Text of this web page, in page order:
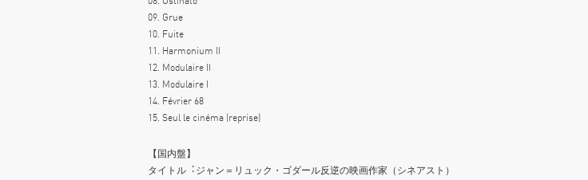
09. Grue
10. Fuite
11. Harmonium II
12. Modulaire II
13. Modulaire I
14. Février 68
15. Seul le cinéma (reprise)
【国内盤】
タイトル︓ジャン＝リュック・ゴダール反逆の映画作家（シネアスト）